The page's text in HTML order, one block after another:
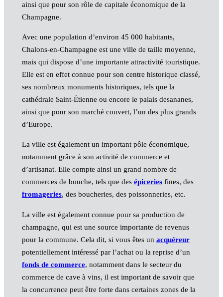
ainsi que pour son rôle de capitale économique de la
Champagne.
Avec une population d’environ 45 000 habitants,
Chalons-en-Champagne est une ville de taille moyenne,
mais qui dispose d’une importante attractivité touristique.
Elle est en effet connue pour son centre historique classé,
ses nombreux monuments historiques, tels que la
cathédrale Saint-Étienne ou encore le palais desananes,
ainsi que pour son marché couvert, l’un des plus grands
d’Europe.
La ville est également un important pôle économique,
notamment grâce à son activité de commerce et
d’artisanat. Elle compte ainsi un grand nombre de
commerces de bouche, tels que des épiceriesfines, des
fromageries, des boucheries, des poissonneries, etc.
La ville est également connue pour sa production de
champagne, qui est une source importante de revenus
pour la commune. Cela dit, si vous êtes un acquéreur
potentiellement intéressé par l’achat ou la reprise d’un
fonds de commerce, notamment dans le secteur du
commerce de cave à vins, il est important de savoir que
la concurrence peut être forte dans certaines zones de la